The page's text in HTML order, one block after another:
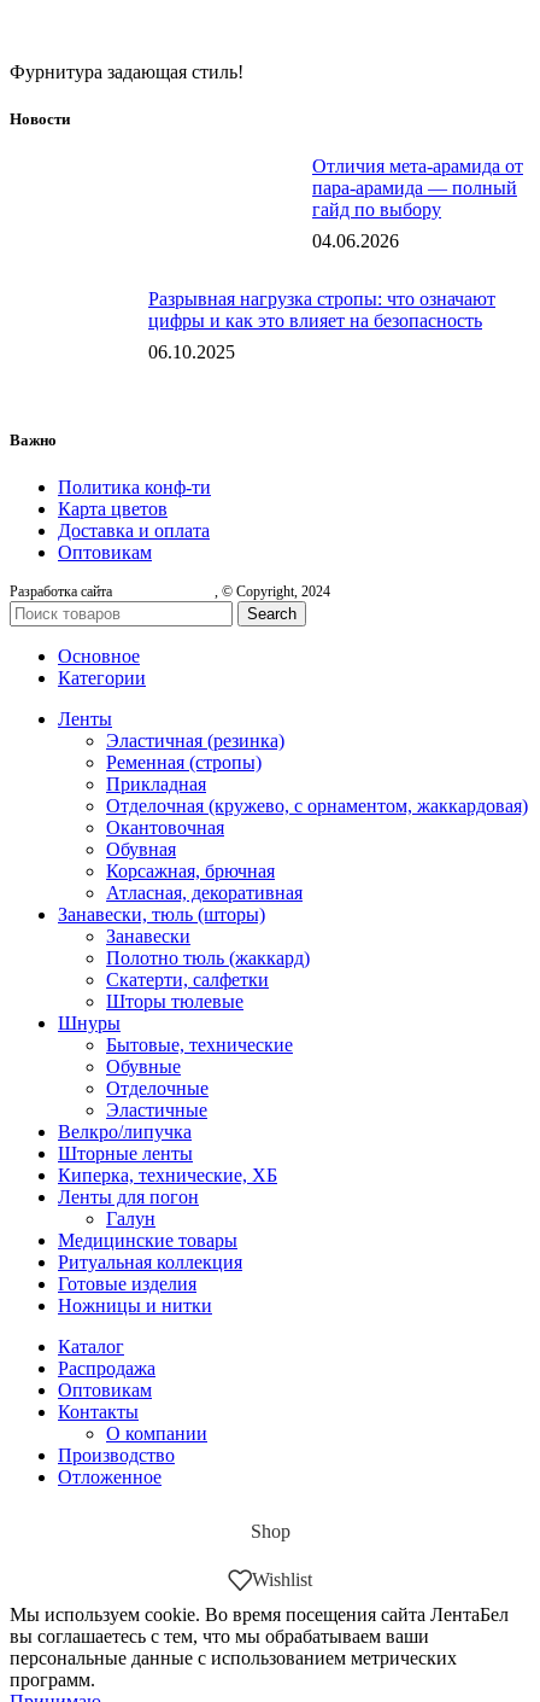
Фурнитура задающая стиль!
Новости
Отличия мета-арамида от
пара-арамида — полный
гайд по выбору
04.06.2026
Разрывная нагрузка стропы: что означают
цифры и как это влияет на безопасность
06.10.2025
Важно
Политика конф-ти
Карта цветов
Доставка и оплата
Оптовикам
Разработка сайта , © Copyright, 2024
Search
Основное
Категории
Ленты
Эластичная (резинка)
Ременная (стропы)
Прикладная
Отделочная (кружево, с орнаментом, жаккардовая)
Окантовочная
Обувная
Корсажная, брючная
Атласная, декоративная
Занавески, тюль (шторы)
Занавески
Полотно тюль (жаккард)
Скатерти, салфетки
Шторы тюлевые
Шнуры
Бытовые, технические
Обувные
Отделочные
Эластичные
Велкро/липучка
Шторные ленты
Киперка, технические, ХБ
Ленты для погон
Галун
Медицинские товары
Ритуальная коллекция
Готовые изделия
Ножницы и нитки
Каталог
Распродажа
Оптовикам
Контакты
О компании
Производство
Отложенное
Shop
Wishlist
Мы используем cookie. Во время посещения сайта ЛентаБел
вы соглашаетесь с тем, что мы обрабатываем ваши
персональные данные с использованием метрических
программ.